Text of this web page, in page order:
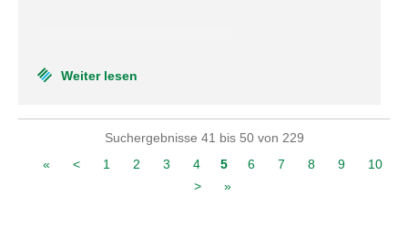
Weiter lesen
Suchergebnisse 41 bis 50 von 229
«
< 1 2 3 4 5 6 7 8 9
10
>
»